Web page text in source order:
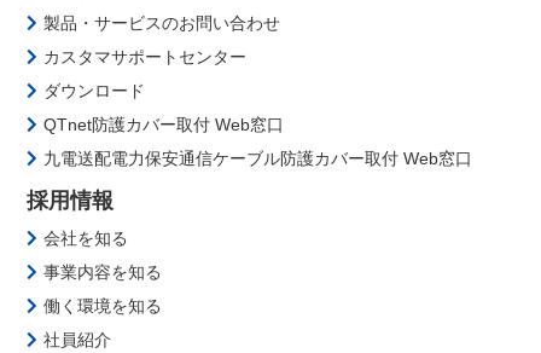
製品・サービスのお問い合わせ
カスタマサポートセンター
ダウンロード
QTnet防護カバー取付 Web窓口
九電送配電力保安通信ケーブル防護カバー取付 Web窓口
採用情報
会社を知る
事業内容を知る
働く環境を知る
社員紹介